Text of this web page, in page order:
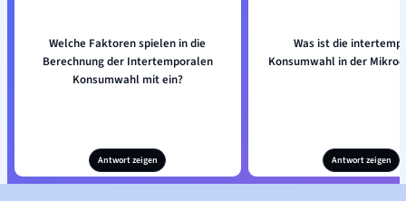
Welche Faktoren spielen in die
Berechnung der Intertemporalen
Konsumwahl mit ein?
Antwort zeigen
Was ist die
Konsumwahl in der
Antwort zeigen